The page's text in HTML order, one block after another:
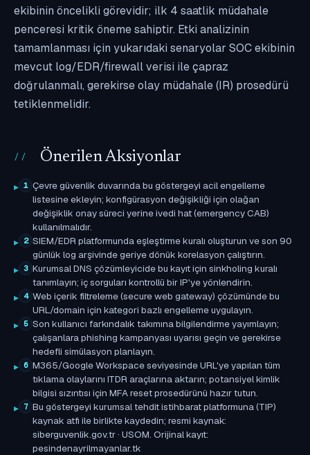
ekibinin öncelikli görevidir; ilk 4 saatlik müdahale
penceresi kritik öneme sahiptir. Etki analizinin
tamamlanması için yukarıdaki senaryolar SOC ekibinin
mevcut log/EDR/firewall verisi ile çapraz
doğrulanmalı, gerekirse olay müdahale (IR) prosedürü
tetiklenmelidir.
Önerilen Aksiyonlar
1 Çevre güvenlik duvarında bu göstergeyi acil engelleme
listesine ekleyin; konfigürasyon değişikliği için olağan
değişiklik onay süreci yerine ivedi hat (emergency CAB)
kullanılmalıdır.
2 SIEM/EDR platformunda eşleştirme kuralı oluşturun ve son 90
günlük log arşivinde geriye dönük korelasyon çalıştırın.
3 Kurumsal DNS çözümleyicide bu kayıt için sinkholing kuralı
tanımlayın; iç sorguları kontrollü bir IP'ye yönlendirin.
4 Web içerik filtreleme (secure web gateway) çözümünde bu
URL/domain için kategori bazlı engelleme uygulayın.
5 Son kullanıcı farkındalık takımına bilgilendirme yayımlayın;
çalışanlara phishing kampanyası uyarısı geçin ve gerekirse
hedefli simülasyon planlayın.
6 M365/Google Workspace seviyesinde URL'ye yapılan tüm
tıklama olaylarını ITDR araçlarına aktarın; potansiyel kimlik
bilgisi sızıntısı için MFA reset prosedürünü hazır tutun.
7 Bu göstergeyi kurumsal tehdit istihbarat platformuna (TIP)
kaynak atfı ile birlikte kaydedin; resmi kaynak:
siberguvenlik.gov.tr · USOM. Orijinal kayıt:
pesindenayrilmayanlar.tk